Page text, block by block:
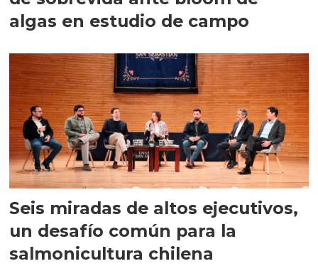
algas en estudio de campo
Seis miradas de altos ejecutivos,
un desafío común para la
salmonicultura chilena